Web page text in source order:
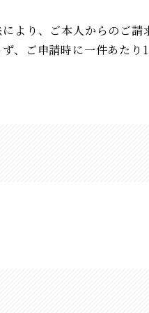
より、ご本人からのご
、ご申請時に一件あた